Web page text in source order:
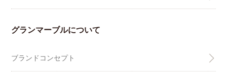
グランマーブルについて
ブランドコンセプト